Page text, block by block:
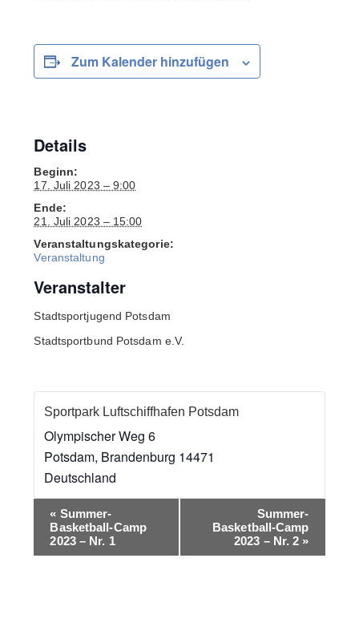
Zum Kalender hinzufügen
Details
Beginn:
17. Juli 2023 – 9:00
Ende:
21. Juli 2023 – 15:00
Veranstaltungskategorie:
Veranstaltung
Veranstalter
Stadtsportjugend Potsdam
Stadtsportbund Potsdam e.V.
Sportpark Luftschiffhafen Potsdam
Olympischer Weg 6
Potsdam, Brandenburg 14471
Deutschland
« Summer-
Basketball-Camp
2023 – Nr. 1
Summer-
Basketball-Camp
2023 – Nr. 2 »